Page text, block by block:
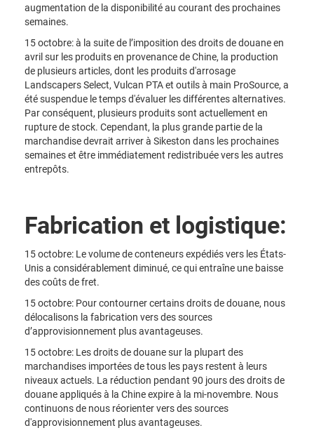
augmentation de la disponibilité au courant des prochaines
semaines.
15 octobre: à la suite de l’imposition des droits de douane en
avril sur les produits en provenance de Chine, la production
de plusieurs articles, dont les produits d'arrosage
Landscapers Select, Vulcan PTA et outils à main ProSource, a
été suspendue le temps d'évaluer les différentes alternatives.
Par conséquent, plusieurs produits sont actuellement en
rupture de stock. Cependant, la plus grande partie de la
marchandise devrait arriver à Sikeston dans les prochaines
semaines et être immédiatement redistribuée vers les autres
entrepôts.
Fabrication et logistique:
15 octobre: Le volume de conteneurs expédiés vers les États-
Unis a considérablement diminué, ce qui entraîne une baisse
des coûts de fret.
15 octobre: Pour contourner certains droits de douane, nous
délocalisons la fabrication vers des sources
d’approvisionnement plus avantageuses.
15 octobre: Les droits de douane sur la plupart des
marchandises importées de tous les pays restent à leurs
niveaux actuels. La réduction pendant 90 jours des droits de
douane appliqués à la Chine expire à la mi-novembre. Nous
continuons de nous réorienter vers des sources
d'approvisionnement plus avantageuses.